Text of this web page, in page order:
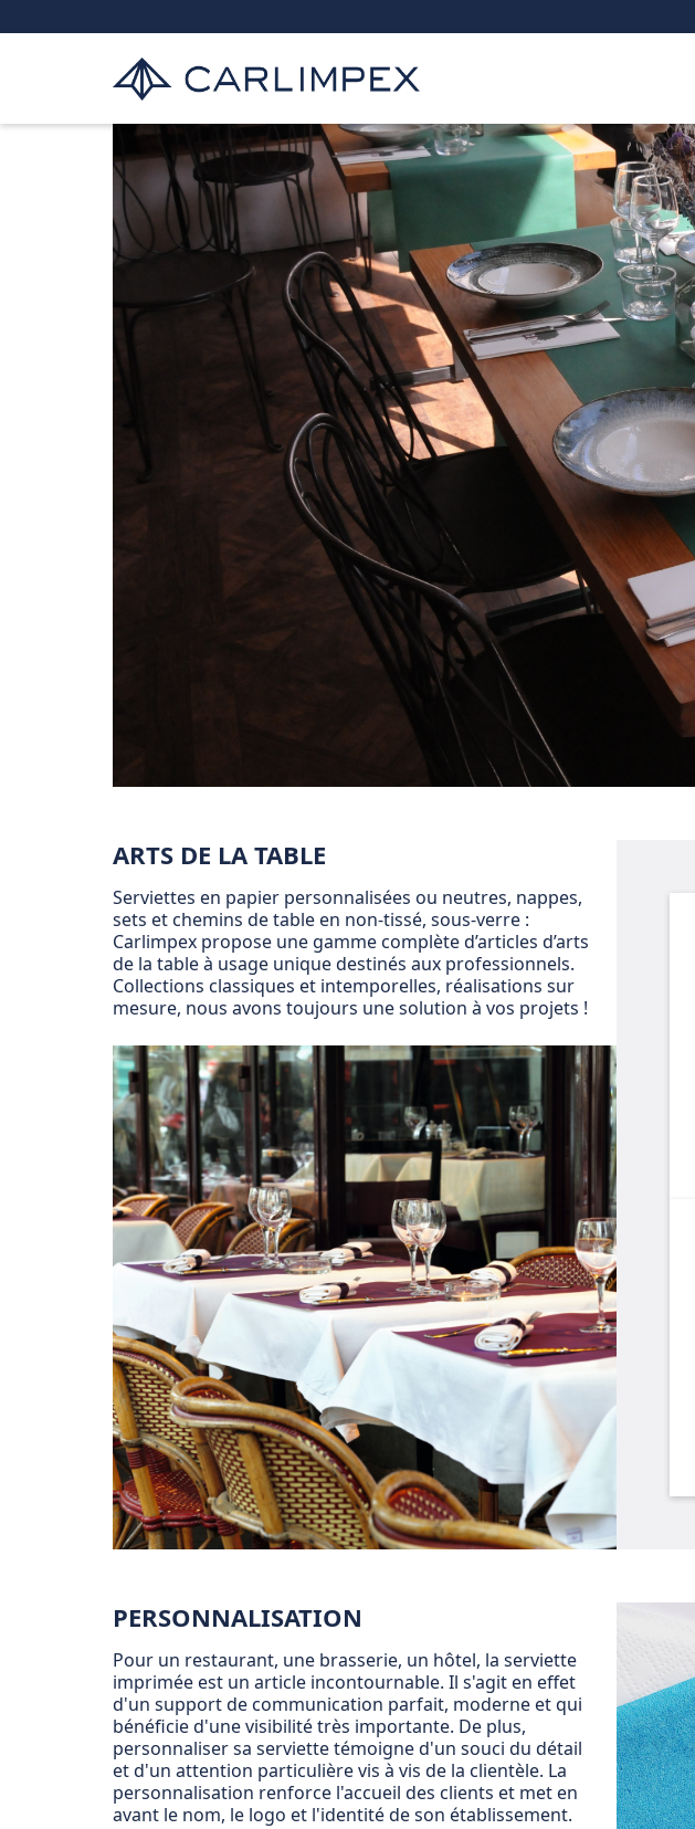
ARTS DE LA TABLE
Serviettes en papier personnalisées ou neutres, nappes,
sets et chemins de table en non-tissé, sous-verre :
Carlimpex propose une gamme complète d’articles d’arts
de la table à usage unique destinés aux professionnels.
Collections classiques et intemporelles, réalisations sur
mesure, nous avons toujours une solution à vos projets !
PERSONNALISATION
Pour un restaurant, une brasserie, un hôtel, la serviette
imprimée est un article incontournable. Il s'agit en effet
d'un support de communication parfait, moderne et qui
bénéficie d'une visibilité très importante. De plus,
personnaliser sa serviette témoigne d'un souci du détail
et d'un attention particulière vis à vis de la clientèle. La
personnalisation renforce l'accueil des clients et met en
avant le nom, le logo et l'identité de son établissement.